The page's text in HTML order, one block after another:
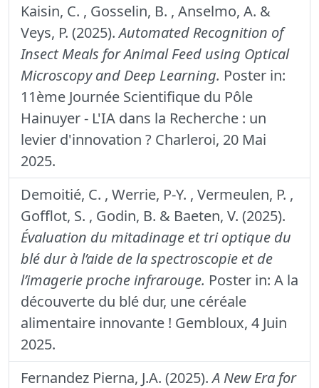
Kaisin, C. , Gosselin, B. , Anselmo, A. &
Veys, P. (2025).Automated Recognition of
Insect Meals for Animal Feed using Optical
Microscopy and Deep Learning. Poster in:
11ème Journée Scientifique du Pôle
Hainuyer - L'IA dans la Recherche : un
levier d'innovation ? Charleroi, 20 Mai
2025.
Demoitié, C. , Werrie, P-Y. , Vermeulen, P. ,
Gofflot, S. , Godin, B. & Baeten, V. (2025).
Évaluation du mitadinage et tri optique du
blé dur à l’aide de la spectroscopie et de
l’imagerie proche infrarouge. Poster in: A la
découverte du blé dur, une céréale
alimentaire innovante ! Gembloux, 4 Juin
2025.
Fernandez Pierna, J.A. (2025).A New Era for